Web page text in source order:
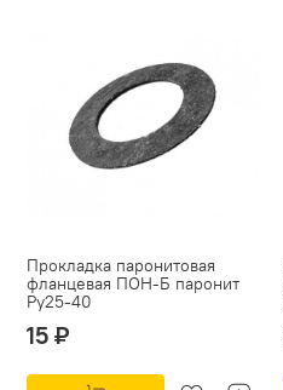
Прокладка паронитовая
фланцевая ПОН-Б паронит
Py25-40
15 ₽